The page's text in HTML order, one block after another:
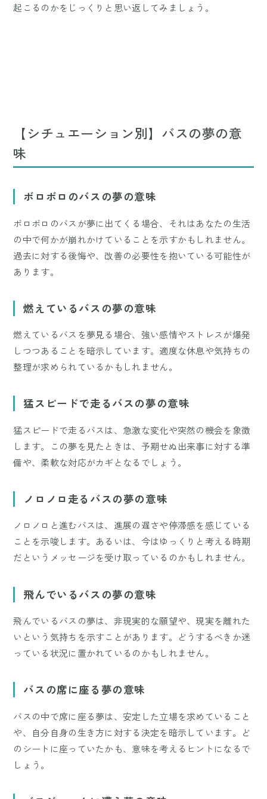
起こるのかをじっくりと思い返してみましょう。
【シチュエーション別】バスの夢の意
味
ボロボロのバスの夢の意味
ボロボロのバスが夢に出てくる場合、それはあなたの生活
の中で何かが崩れかけていることを示すかもしれません。
過去に対する後悔や、改善の必要性を抱いている可能性が
あります。
燃えているバスの夢の意味
燃えているバスを夢見る場合、強い感情やストレスが爆発
しつつあることを暗示しています。適度な休息や気持ちの
整理が求められているかもしれません。
猛スピードで走るバスの夢の意味
猛スピードで走るバスは、急激な変化や突然の機会を象徴
します。この夢を見たときは、予期せぬ出来事に対する準
備や、柔軟な対応がカギとなるでしょう。
ノロノロ走るバスの夢の意味
ノロノロと進むバスは、進展の遅さや停滞感を感じている
ことを示唆します。あるいは、今はゆっくりと考える時期
だというメッセージを受け取っているのかもしれません。
飛んでいるバスの夢の意味
飛んでいるバスの夢は、非現実的な願望や、現実を離れた
いという気持ちを示すことがあります。どうするべきか迷
っている状況に置かれているのかもしれません。
バスの席に座る夢の意味
バスの中で席に座る夢は、安定した立場を求めていること
や、自分自身の生き方に対する決定を暗示しています。ど
のシートに座っていたかも、意味を考えるヒントになるで
しょう。